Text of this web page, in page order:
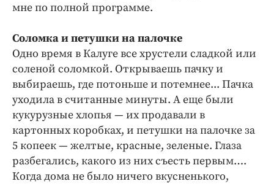
мне по полной программе.
Соломка и петушки на палочке
Одно время в Калуге все хрустели сладкой или
соленой соломкой. Открываешь пачку и
выбираешь, где потоньше и потемнее... Пачка
уходила в считанные минуты. А еще были
кукурузные хлопья — их продавали в
картонных коробках, и петушки на палочке за
5 копеек — желтые, красные, зеленые. Глаза
разбегались, какого из них съесть первым….
Когда дома не было ничего вкусненького,